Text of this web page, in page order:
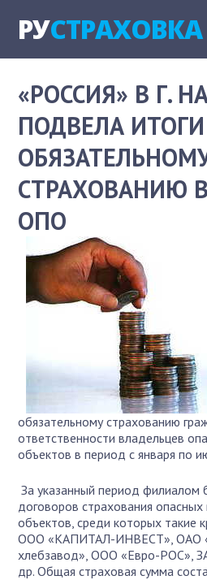
РУСТРАХОВКА
«РОССИЯ» В Г.
ПОДВЕЛА
СТРАХОВАНИЮ
ОПО
обязательному страхованию
ответственности владельцев
объектов в период с января по
За указанный период филиалом
договоров страхования
объектов, среди которых такие
ООО «КАПИТАЛ-ИНВЕСТ», ОАО
хлебзавод», ООО «Евро-РОС»,
др. Общая страховая сумма